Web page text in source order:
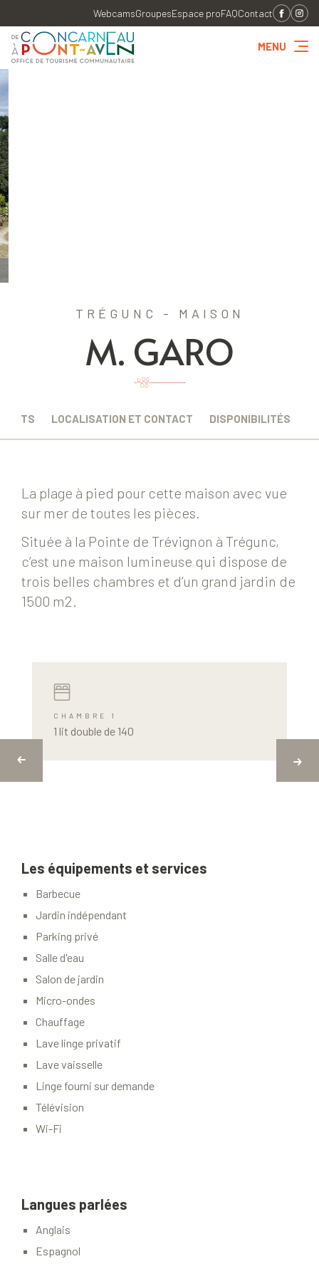
WebcamsGroupesEspace proFAQContact
MENU
TRÉGUNC - MAISON
M. GARO
LOCALISATION ET CONTACT DISPONIBILITÉS
La plage à pied pour cette maison avec vue
sur mer de toutes les pièces.
Située à la Pointe de Trévignon à Trégunc,
c’est une maison lumineuse qui dispose de
trois belles chambres et d’un grand jardin de
1500 m2.
CHAMBRE 1
1 lit double de 140
Les équipements et services
Barbecue
Jardin indépendant
Parking privé
Salle d'eau
Salon de jardin
Micro-ondes
Chauffage
Lave linge privatif
Lave vaisselle
Linge fourni sur demande
Télévision
Wi-Fi
Langues parlées
Anglais
Espagnol